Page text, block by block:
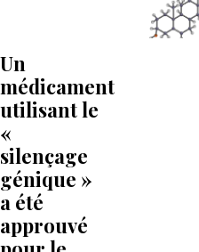
Un
médicament
utilisant le
«
silençage
génique »
a été
approuvé